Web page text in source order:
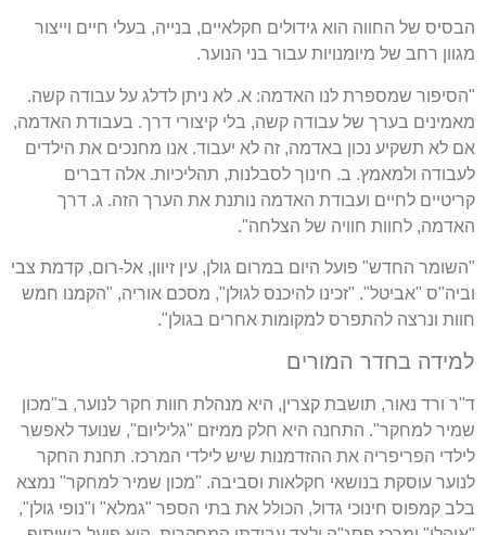
הבסיס של החווה הוא גידולים חקלאיים, בנייה, בעלי חיים וייצור
מגוון רחב של מיומנויות עבור בני הנוער.
"הסיפור שמספרת לנו האדמה: א. לא ניתן לדלג על עבודה קשה.
מאמינים בערך של עבודה קשה, בלי קיצורי דרך. בעבודת האדמה,
אם לא תשקיע נכון באדמה, זה לא יעבוד. אנו מחנכים את הילדים
לעבודה ולמאמץ. ב. חינוך לסבלנות, תהליכיות. אלה דברים
קריטיים לחיים ועבודת האדמה נותנת את הערך הזה. ג. דרך
האדמה, לחוות חוויה של הצלחה".
"השומר החדש" פועל היום במרום גולן, עין זיוון, אל-רום, קדמת צבי
וביה"ס "אביטל". "זכינו להיכנס לגולן", מסכם אוריה, "הקמנו חמש
חוות ונרצה להתפרס למקומות אחרים בגולן".
למידה בחדר המורים
ד"ר ורד נאור, תושבת קצרין, היא מנהלת חוות חקר לנוער, ב"מכון
שמיר למחקר". התחנה היא חלק ממיזם "גליליום", שנועד לאפשר
לילדי הפריפריה את ההזדמנות שיש לילדי המרכז. תחנת החקר
לנוער עוסקת בנושאי חקלאות וסביבה. "מכון שמיר למחקר" נמצא
בלב קמפוס חינוכי גדול, הכולל את בתי הספר "גמלא" ו"נופי גולן",